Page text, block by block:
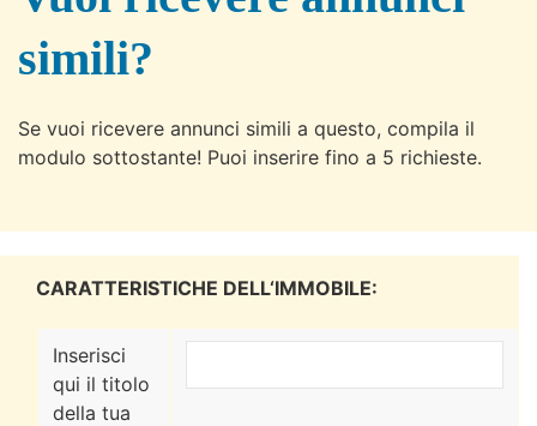
simili?
Se vuoi ricevere annunci simili a questo, compila il
modulo sottostante! Puoi inserire fino a 5 richieste.
CARATTERISTICHE DELL‘IMMOBILE:
Inserisci
qui il titolo
della tua